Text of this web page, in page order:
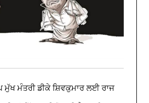
ਮੰਤਰੀ ਡੀਕੇ ਸ਼ਿਵਕੁਮਾਰ ਲਈ ਰਾਜ